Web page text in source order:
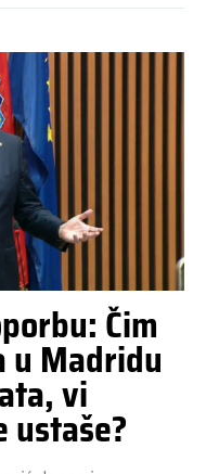
Čim
u Madridu
vi
ustaše?